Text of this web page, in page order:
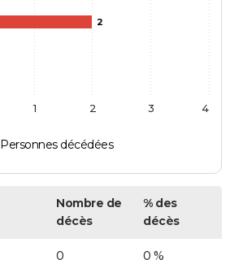
2
Personnes décédées
1 2 3 4
Nombre de
décès
% des
décès
0 0 %